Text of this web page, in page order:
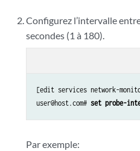
Configurez l’intervalle
secondes (1 à 180).
[edit services network-
user@host.com# set probe-
Par exemple: